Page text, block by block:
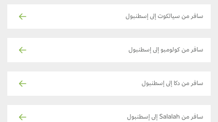
سافر من سيالكوت إلى إسطنبول
سافر من كولومبو إلى إسطنبول
سافر من دكا إلى إسطنبول
سافر من Salalah إلى إسطنبول